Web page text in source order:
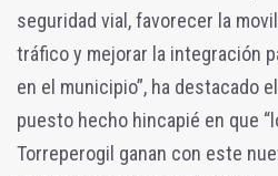
seguridad vial, favorecer la
tráfico y mejorar la integración
en el municipio”, ha destacado
puesto hecho hincapié en que
Torreperogil ganan con este